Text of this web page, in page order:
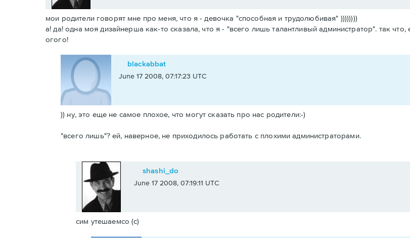
мои родители говорят мне про меня, что я - девочка "способная и трудолюбивая" ))))))))
а! да! одна моя дизайнерша как-то сказала, что я - "всего лишь талантливый администратор". так
огого!
blackabbat
June 17 2008, 07:17:23 UTC
)) ну, это еще не самое плохое, что могут сказать про нас родители:-)
"всего лишь"? ей, наверное, не приходилось работать с плохими администраторами.
shashi_do
June 17 2008, 07:19:11 UTC
сим утешаемсо (с)